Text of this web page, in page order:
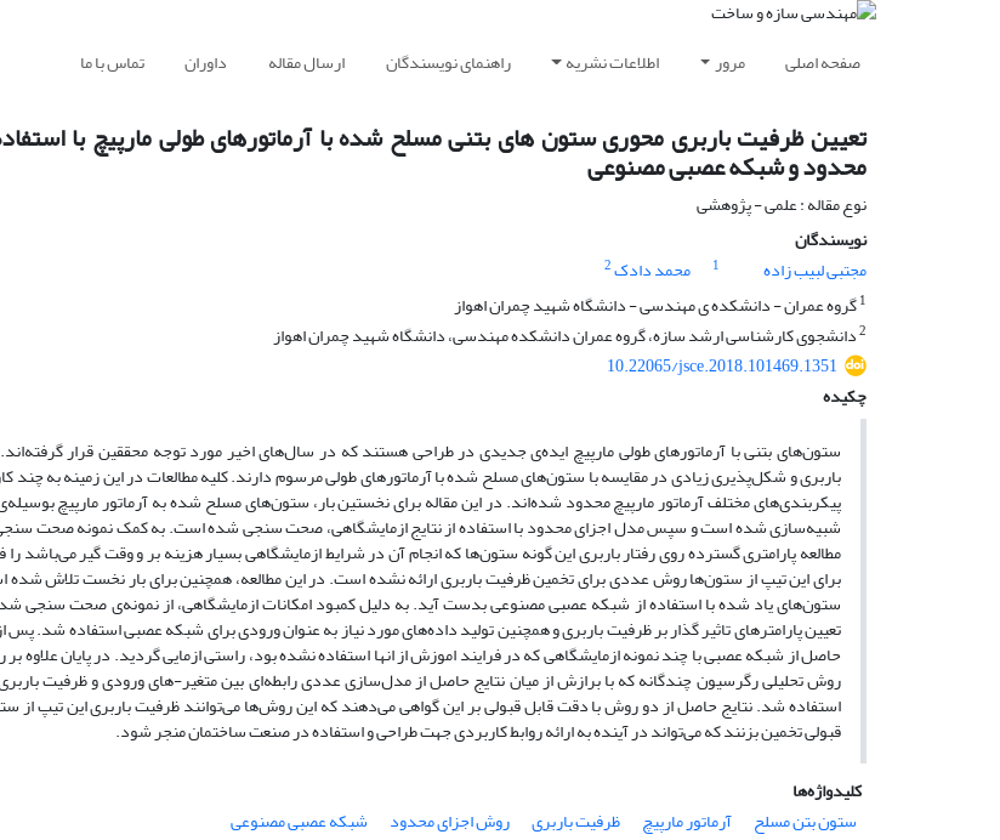
صفحه اصلی مرور اطلاعات نشریه راهنمای نویسندگان ارسال مقاله داوران تماس با ما
تعیین ظرفیت باربری محوری ستون های بتنی مسلح شده با آرماتورهای طولی مارپیچ با
محدود و شبکه عصبی مصنوعی
نوع مقاله : علمی - پژوهشی
نویسندگان
مجتبی لبیب زاده
1 محمد دادک2
1گروه عمران - دانشکده ی مهندسی - دانشگاه شهید چمران اهواز
2دانشجوی کارشناسی ارشد سازه، گروه عمران دانشکده مهندسی، دانشگاه شهید چمران اهواز
10.22065/jsce.2018.101469.1351
چکیده
ستون‌های بتنی با آرماتورهای طولی مارپیچ ایده‌ی جدیدی در طراحی هستند که در سال‌‌های اخیر مورد توجه محققین قرار
باربری و شکل‌پذیری زیادی در مقایسه با ستون‌های مسلح شده با آرماتورهای طولی مرسوم دارند. کلیه‌ مطالعات در این زمینه به چند
پیکربندی‌های مختلف آرماتور مارپیچ محدود شده‌اند. در این مقاله برای نخستین بار، ستون‌های مسلح شده به آرماتور مارپیچ
شبیه‌سازی شده است و سپس مدل اجزای محدود با استفاده از نتایج ازمایشگاهی، صحت سنجی شده است. به کمک نمونه‌ صحت
مطالعه پارامتری گسترده روی رفتار باربری این گونه ستون‌ها که انجام آن در شرایط ازمایشگاهی بسیار هزینه بر و وقت گیر می‌باشد
برای این تیپ از ستون‌ها روش عددی برای تخمین ظرفیت باربری ارائه نشده است. در این مطالعه، همچنین برای بار نخست تلاش شده
ستون‌های یاد شده با استفاده از شبکه‌ عصبی مصنوعی بدست آید. به دلیل کمبود امکانات ازمایشگاهی، از نمونه‌ی‌ صحت سنجی
تعیین پارامترهای تاثیر گذار بر ظرفیت باربری و همچنین تولید داده‌های مورد نیاز به عنوان ورودی برای شبکه‌ عصبی استفاده شد. پس
حاصل از شبکه عصبی با چند نمونه ازمایشگاهی که در فرایند اموزش از انها استفاده نشده بود، راستی ازمایی گردید. در پایان علاوه
روش تحلیلی رگرسیون چندگانه که با برازش از میان نتایج حاصل از مدل‌سازی عددی رابطه‌ای بین متغیر-های ورودی و ظرفیت باربری
استفاده شد. نتایج حاصل از دو روش با دقت قابل قبولی بر این گواهی می‌دهند که این روش‌ها می‌توانند ظرفیت باربری این تیپ از
قبولی تخمین بزنند که می‌تواند در آینده به ارائه روابط کاربردی جهت طراحی و استفاده در صنعت ساختمان منجر شود.
کلیدواژه‌ها
ستون بتن مسلح
آرماتور مارپیچ ظرفیت باربری روش اجزای محدود
شبکه عصبی مصنوعی